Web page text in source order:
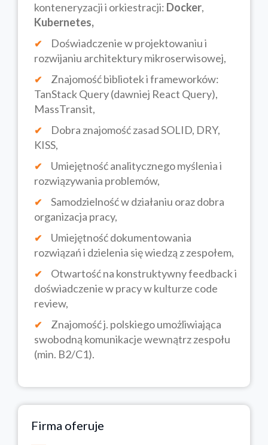
konteneryzacji i orkiestracji: Docker,
Kubernetes,
Doświadczenie w projektowaniu i
rozwijaniu architektury mikroserwisowej,
Znajomość bibliotek i frameworków:
TanStack Query (dawniej React Query),
MassTransit,
Dobra znajomość zasad SOLID, DRY,
KISS,
Umiejętność analitycznego myślenia i
rozwiązywania problemów,
Samodzielność w działaniu oraz dobra
organizacja pracy,
Umiejętność dokumentowania
rozwiązań i dzielenia się wiedzą z zespołem,
Otwartość na konstruktywny feedback i
doświadczenie w pracy w kulturze code
review,
Znajomość j. polskiego umożliwiająca
swobodną komunikacje wewnątrz zespołu
(min. B2/C1).
Firma oferuje